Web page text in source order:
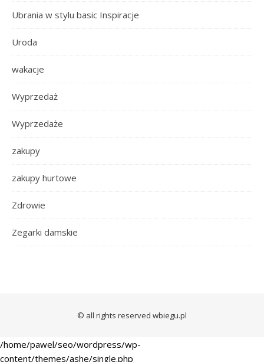
Ubrania w stylu basic Inspiracje
Uroda
wakacje
Wyprzedaż
Wyprzedaże
zakupy
zakupy hurtowe
Zdrowie
Zegarki damskie
© all rights reserved wbiegu.pl
/home/pawel/seo/wordpress/wp-
content/themes/ashe/single.php